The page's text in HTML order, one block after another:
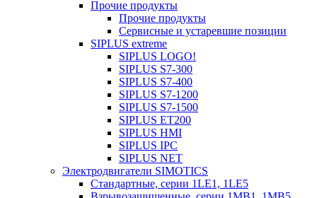
Прочие продукты
Прочие продукты
Сервисные и устаревшие позиции
SIPLUS extreme
SIPLUS LOGO!
SIPLUS S7-300
SIPLUS S7-400
SIPLUS S7-1200
SIPLUS S7-1500
SIPLUS ET200
SIPLUS HMI
SIPLUS IPC
SIPLUS NET
Электродвигатели SIMOTICS
Стандартные, серии 1LE1, 1LE5